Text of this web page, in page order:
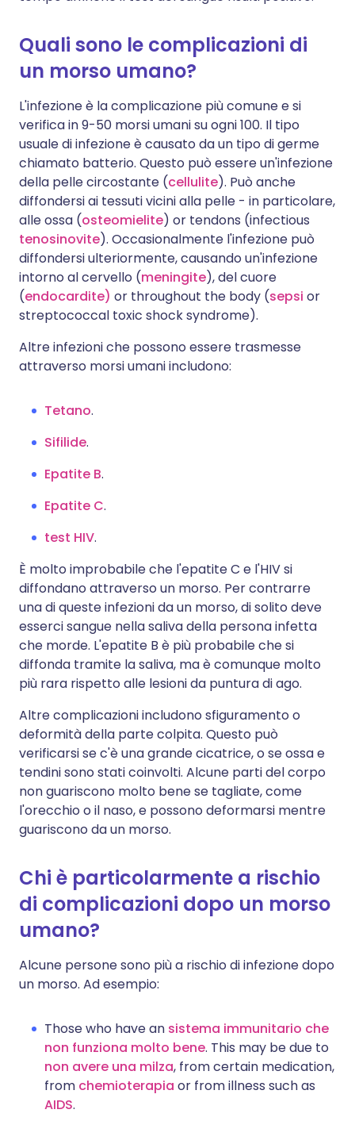
Quali sono le complicazioni di
un morso umano?
L'infezione è la complicazione più comune e si
verifica in 9-50 morsi umani su ogni 100. Il tipo
usuale di infezione è causato da un tipo di germe
chiamato batterio. Questo può essere un'infezione
della pelle circostante (cellulite). Può anche
diffondersi ai tessuti vicini alla pelle - in particolare,
alle ossa (osteomielite) or tendons (infectious
tenosinovite). Occasionalmente l'infezione può
diffondersi ulteriormente, causando un'infezione
intorno al cervello (meningite), del cuore
(endocardite) or throughout the body (sepsi or
streptococcal toxic shock syndrome).
Altre infezioni che possono essere trasmesse
attraverso morsi umani includono:
Tetano.
Sifilide.
Epatite B.
Epatite C.
test HIV.
È molto improbabile che l'epatite C e l'HIV si
diffondano attraverso un morso. Per contrarre
una di queste infezioni da un morso, di solito deve
esserci sangue nella saliva della persona infetta
che morde. L'epatite B è più probabile che si
diffonda tramite la saliva, ma è comunque molto
più rara rispetto alle lesioni da puntura di ago.
Altre complicazioni includono sfiguramento o
deformità della parte colpita. Questo può
verificarsi se c'è una grande cicatrice, o se ossa e
tendini sono stati coinvolti. Alcune parti del corpo
non guariscono molto bene se tagliate, come
l'orecchio o il naso, e possono deformarsi mentre
guariscono da un morso.
Chi è particolarmente a rischio
di complicazioni dopo un morso
umano?
Alcune persone sono più a rischio di infezione dopo
un morso. Ad esempio:
Those who have an sistema immunitario che
non funziona molto bene. This may be due to
non avere una milza, from certain medication,
from chemioterapia or from illness such as
AIDS.